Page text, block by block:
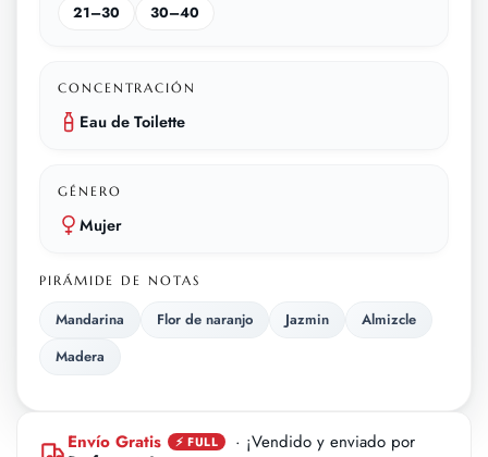
21–30 30–40
CONCENTRACIÓN
Eau de Toilette
GÉNERO
Mujer
PIRÁMIDE DE NOTAS
Mandarina Flor de naranjo Jazmin
Almizcle
Madera
Envío Gratis ⚡ FULL
· ¡Vendido y enviado por